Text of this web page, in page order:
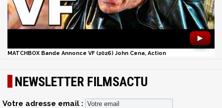
►
MATCHBOX Bande Annonce VF (2026) John Cena, Action
NEWSLETTER FILMSACTU
Votre adresse email :